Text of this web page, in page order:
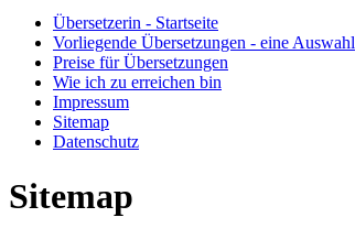
Übersetzerin - Startseite
Vorliegende Übersetzungen - eine Auswahl
Preise für Übersetzungen
Wie ich zu erreichen bin
Impressum
Sitemap
Datenschutz
Sitemap